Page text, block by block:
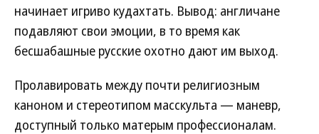
начинает игриво кудахтать. Вывод: англичане
подавляют свои эмоции, в то время как
бесшабашные русские охотно дают им выход.
Пролавировать между почти религиозным
каноном и стереотипом масскульта — маневр,
доступный только матерым профессионалам.